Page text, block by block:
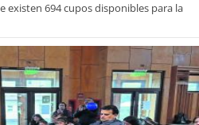
existen 694 cupos disponibles para la